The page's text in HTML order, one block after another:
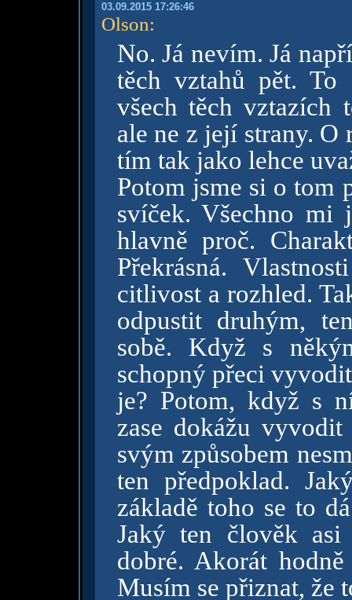
03.09.2015 17:26:46
Olson:
No. Já nevím. Já
těch vztahů pět. To
všech těch vztazích
ale ne z její strany. O
tím tak jako lehce
Potom jsme si o tom
svíček. Všechno mi
hlavně proč.
Překrásná.
citlivost a rozhled.
odpustit druhým,
sobě. Když s
schopný přeci
je? Potom, když s
zase dokážu
svým způsobem
ten předpoklad.
základě toho se to
Jaký ten člověk
dobré. Akorát
Musím se přiznat, že